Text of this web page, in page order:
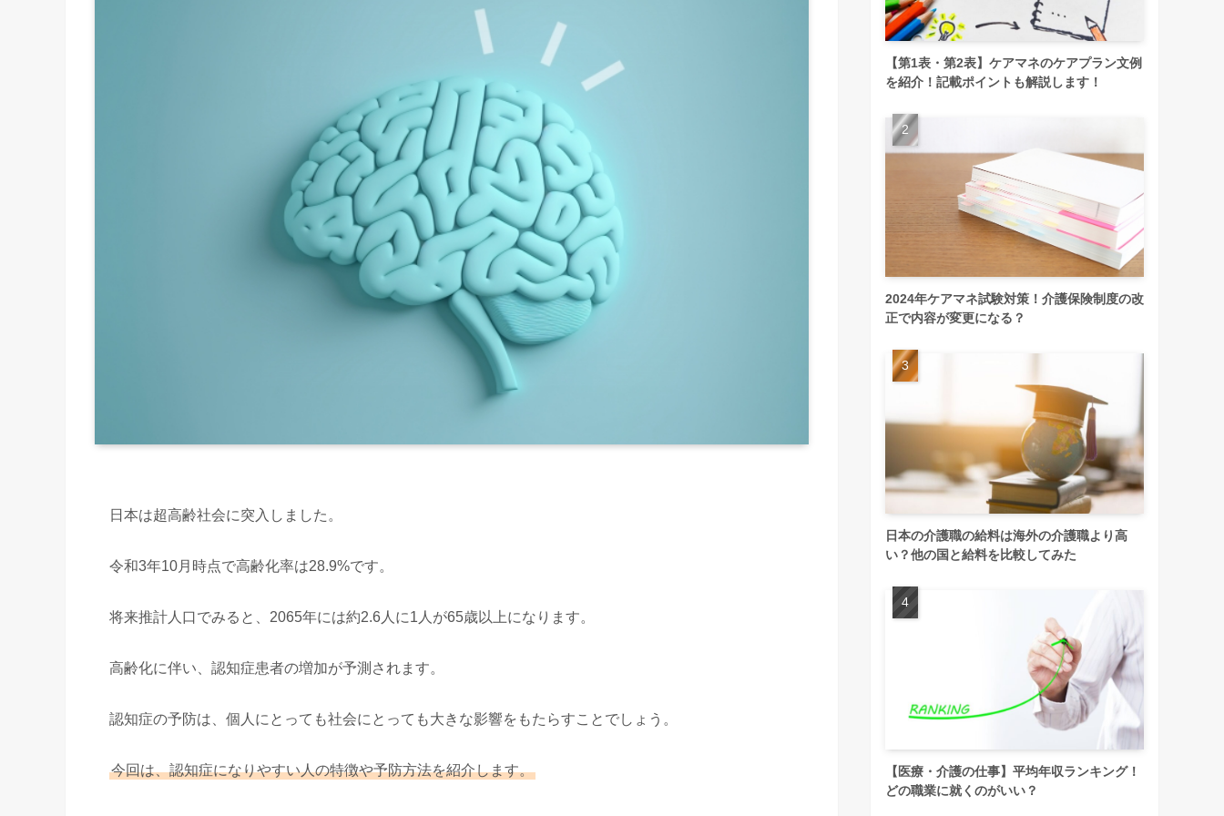
日本は超高齢社会に突入しました。
令和3年10月時点で高齢化率は28.9%です。
将来推計人口でみると、2065年には約2.6人に1人が65歳以上になります。
高齢化に伴い、認知症患者の増加が予測されます。
認知症の予防は、個人にとっても社会にとっても大きな影響をもたらすことでしょう。
今回は、認知症になりやすい人の特徴や予防方法を紹介します。
【第1表・第2表】ケアマネのケアプラン文例
を紹介！記載ポイントも解説します！
2024年ケアマネ試験対策！介護保険制度の改
正で内容が変更になる？
日本の介護職の給料は海外の介護職より高
い？他の国と給料を比較してみた
【医療・介護の仕事】平均年収ランキング！
どの職業に就くのがいい？